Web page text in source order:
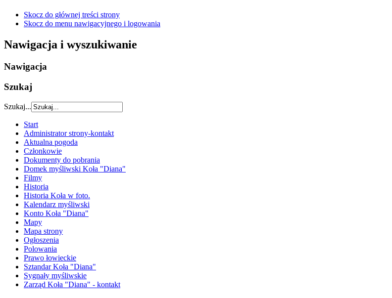
Skocz do głównej treści strony
Skocz do menu nawigacyjnego i logowania
Nawigacja i wyszukiwanie
Nawigacja
Szukaj
Szukaj...
Start
Administrator strony-kontakt
Aktualna pogoda
Członkowie
Dokumenty do pobrania
Domek myśliwski Koła "Diana"
Filmy
Historia
Historia Koła w foto.
Kalendarz myśliwski
Konto Koła "Diana"
Mapy
Mapa strony
Ogłoszenia
Polowania
Prawo łowieckie
Sztandar Koła "Diana"
Sygnały myśliwskie
Zarząd Koła "Diana" - kontakt